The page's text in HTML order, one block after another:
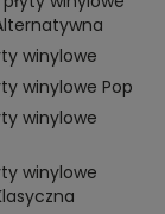
winylowe
winylowe Pop
winylowe
winylowe